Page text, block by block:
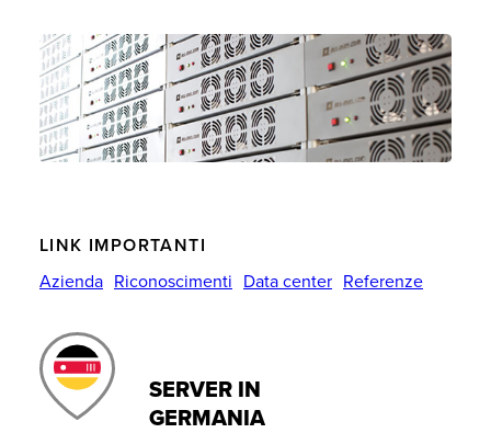
LINK IMPORTANTI
Azienda Riconoscimenti Data center Referenze
SERVER IN
GERMANIA